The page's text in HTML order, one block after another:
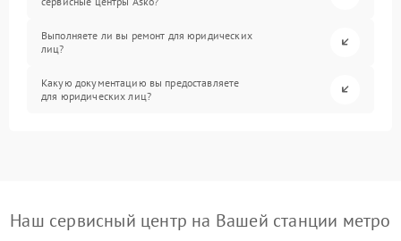
Выполняете ли вы ремонт для юридических
лиц?
Какую документацию вы предоставляете
для юридических лиц?
Наш сервисный центр на Вашей станции метро